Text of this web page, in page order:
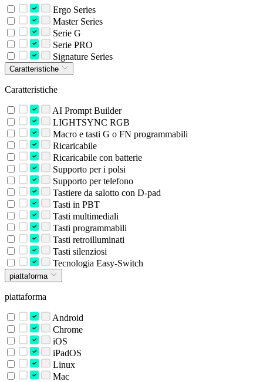
Ergo Series
Master Series
Serie G
Serie PRO
Signature Series
Caratteristiche
Caratteristiche
AI Prompt Builder
LIGHTSYNC RGB
Macro e tasti G o FN programmabili
Ricaricabile
Ricaricabile con batterie
Supporto per i polsi
Supporto per telefono
Tastiere da salotto con D-pad
Tasti in PBT
Tasti multimediali
Tasti programmabili
Tasti retroilluminati
Tasti silenziosi
Tecnologia Easy-Switch
piattaforma
piattaforma
Android
Chrome
iOS
iPadOS
Linux
Mac